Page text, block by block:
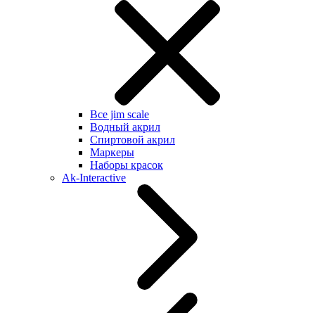
Все jim scale
Водный акрил
Спиртовой акрил
Маркеры
Наборы красок
Ak-Interactive